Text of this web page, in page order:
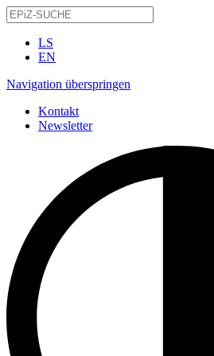
LS
EN
Navigation überspringen
Kontakt
Newsletter